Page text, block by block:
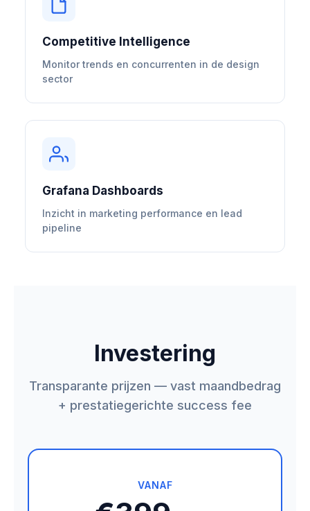
Competitive Intelligence
Monitor trends en concurrenten in de design
sector
Grafana Dashboards
Inzicht in marketing performance en lead
pipeline
Investering
Transparante prijzen — vast maandbedrag
+ prestatiegerichte success fee
VANAF